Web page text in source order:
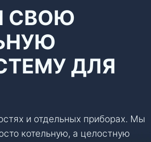
СВОЮ
ДЛЯ
и отдельных приборах. Мы
котельную, а целостную